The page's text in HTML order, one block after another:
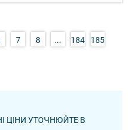
7 8 ... 184 185
ЦІНИ УТОЧНЮЙТЕ В